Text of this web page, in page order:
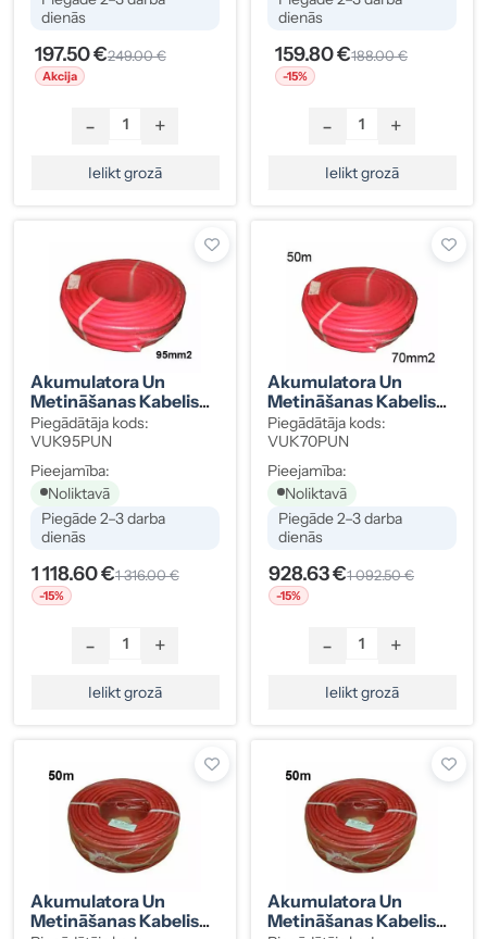
dienās
197.50 €249.00 €
Akcija
- +
Ielikt grozā
dienās
159.80 €188.00 €
-15%
- +
Ielikt grozā
Akumulatora Un
Metināšanas Kabelis
95 Mm² Sarkans 50 M
Piegādātāja kods:
VUK95PUN
Pieejamība:
Noliktavā
Piegāde 2–3 darba
dienās
1 118.60 €1 316.00 €
-15%
- +
Ielikt grozā
Akumulatora Un
Metināšanas Kabelis
70 Mm² Sarkans 50 M
Piegādātāja kods:
VUK70PUN
Pieejamība:
Noliktavā
Piegāde 2–3 darba
dienās
928.63 €1 092.50 €
-15%
- +
Ielikt grozā
Akumulatora Un
Metināšanas Kabelis
Akumulatora Un
Metināšanas Kabelis